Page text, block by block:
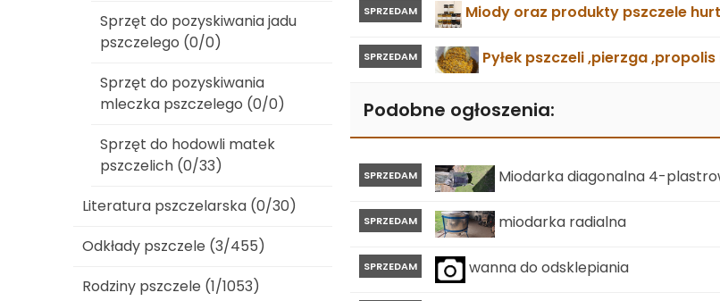
SPRZEDAM Miody oraz produkty pszczele hurt
SPRZEDAM Pyłek pszczeli ,pierzga
Podobne ogłoszenia:
SPRZEDAM Miodarka diagonalna 4-
SPRZEDAM miodarka radialna
SPRZEDAM wanna do odsklepiania
Sprzęt do pozyskiwania jadu
pszczelego (0/0)
Sprzęt do pozyskiwania
mleczka pszczelego (0/0)
Sprzęt do hodowli matek
pszczelich (0/33)
Literatura pszczelarska (0/30)
Odkłady pszczele (3/455)
Rodziny pszczele (1/1053)